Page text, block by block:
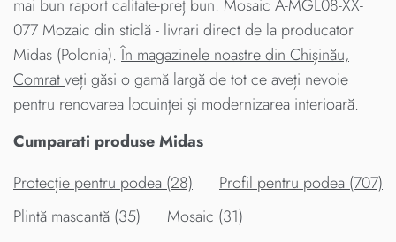
mai bun raport calitate-preț bun. Mosaic A-MGL08-XX-
077 Mozaic din sticlă - livrari direct de la producator
Midas (Polonia).În magazinele noastre din Chișinău,
Comratveți găsi o gamă largă de tot ce aveți nevoie
pentru renovarea locuinței și modernizarea interioară.
Cumparati produse Midas
Protecție pentru podea (28)
Profil pentru podea (707)
Plintă mascantă (35)
Mosaic (31)